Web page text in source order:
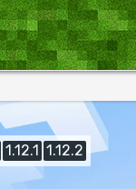
1.12.1 1.12.2